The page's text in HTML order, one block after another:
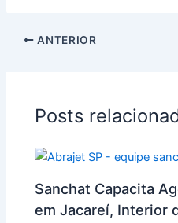
ANTERIOR
Posts
Sanchat Capacita
em Jacareí, Interior